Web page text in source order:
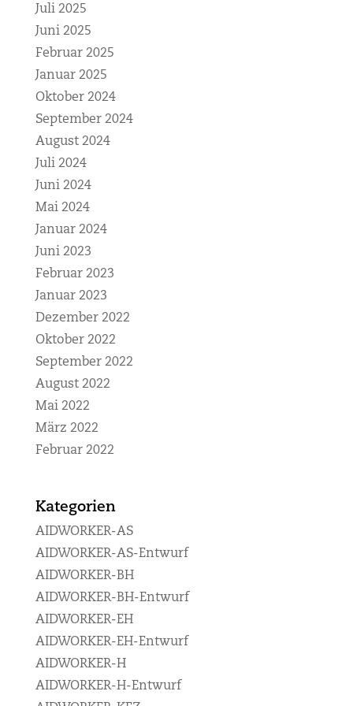
Juli 2025
Juni 2025
Februar 2025
Januar 2025
Oktober 2024
September 2024
August 2024
Juli 2024
Juni 2024
Mai 2024
Januar 2024
Juni 2023
Februar 2023
Januar 2023
Dezember 2022
Oktober 2022
September 2022
August 2022
Mai 2022
März 2022
Februar 2022
Kategorien
AIDWORKER-AS
AIDWORKER-AS-Entwurf
AIDWORKER-BH
AIDWORKER-BH-Entwurf
AIDWORKER-EH
AIDWORKER-EH-Entwurf
AIDWORKER-H
AIDWORKER-H-Entwurf